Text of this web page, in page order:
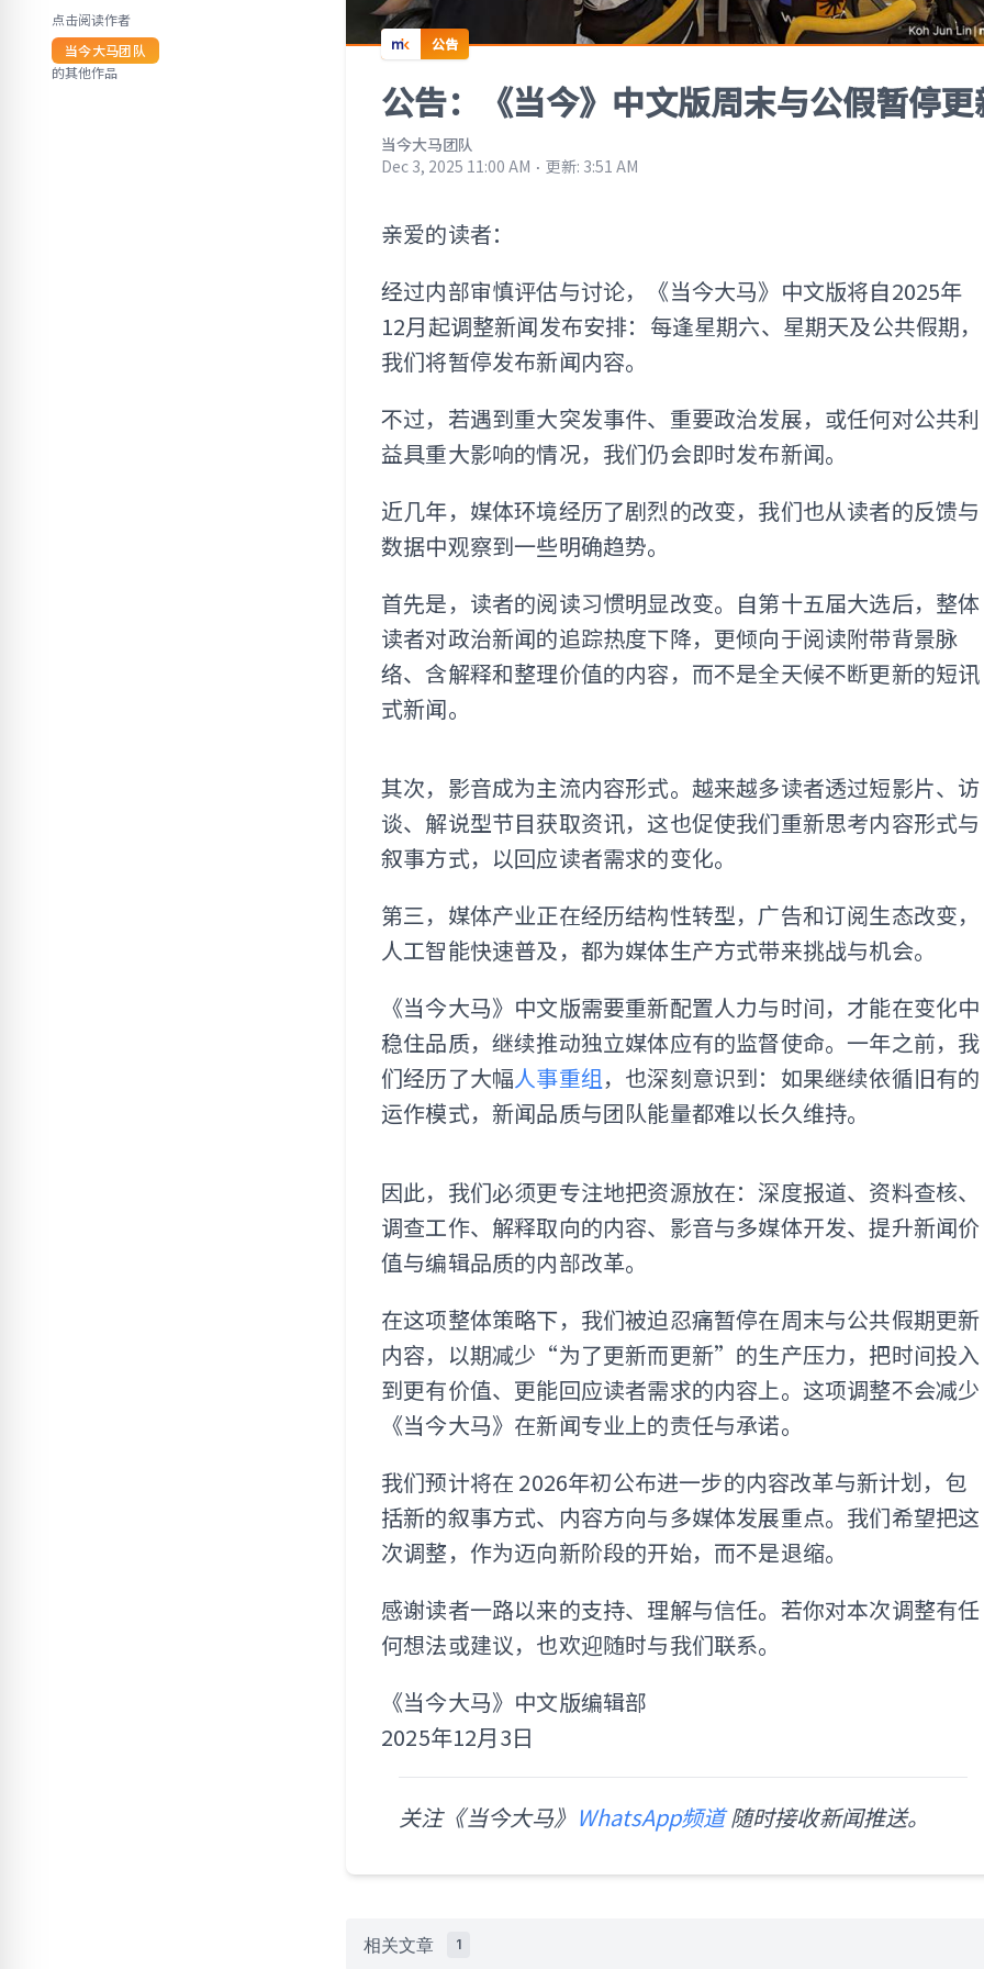
点击阅读作者
当今大马团队
的其他作品
公告
公告：《当今》中文版周末与公假暂停更
当今大马团队
Dec 3, 2025 11:00 AM ⋅ 更新: 3:51 AM
亲爱的读者：
经过内部审慎评估与讨论，《当今大马》中文版将自2025年
12月起调整新闻发布安排：每逢星期六、星期天及公共假期，
我们将暂停发布新闻内容。
不过，若遇到重大突发事件、重要政治发展，或任何对公共利
益具重大影响的情况，我们仍会即时发布新闻。
近几年，媒体环境经历了剧烈的改变，我们也从读者的反馈与
数据中观察到一些明确趋势。
首先是，读者的阅读习惯明显改变。自第十五届大选后，整体
读者对政治新闻的追踪热度下降，更倾向于阅读附带背景脉
络、含解释和整理价值的内容，而不是全天候不断更新的短讯
式新闻。
其次，影音成为主流内容形式。越来越多读者透过短影片、访
谈、解说型节目获取资讯，这也促使我们重新思考内容形式与
叙事方式，以回应读者需求的变化。
第三，媒体产业正在经历结构性转型，广告和订阅生态改变，
人工智能快速普及，都为媒体生产方式带来挑战与机会。
《当今大马》中文版需要重新配置人力与时间，才能在变化中
稳住品质，继续推动独立媒体应有的监督使命。一年之前，我
们经历了大幅人事重组，也深刻意识到：如果继续依循旧有的
运作模式，新闻品质与团队能量都难以长久维持。
因此，我们必须更专注地把资源放在：深度报道、资料查核、
调查工作、解释取向的内容、影音与多媒体开发、提升新闻价
值与编辑品质的内部改革。
在这项整体策略下，我们被迫忍痛暂停在周末与公共假期更新
内容，以期减少“为了更新而更新”的生产压力，把时间投入
到更有价值、更能回应读者需求的内容上。这项调整不会减少
《当今大马》在新闻专业上的责任与承诺。
我们预计将在 2026年初公布进一步的内容改革与新计划，包
括新的叙事方式、内容方向与多媒体发展重点。我们希望把这
次调整，作为迈向新阶段的开始，而不是退缩。
感谢读者一路以来的支持、理解与信任。若你对本次调整有任
何想法或建议，也欢迎随时与我们联系。
《当今大马》中文版编辑部
2025年12月3日
关注《当今大马》 WhatsApp频道随时接收新闻推送。
相关文章 1